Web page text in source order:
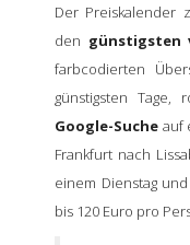
Der Preiskalender
den günstigsten
farbcodierten
günstigsten
Google-Suche auf
Frankfurt nach
einem Dienstag
bis 120 Euro pro